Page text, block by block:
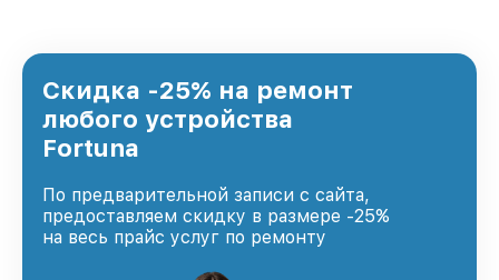
Санкт-Петербурге, постоянно повышая
уровень доверия и лояльности наших
клиентов.
Скидка -25% на ремонт
любого устройства
Fortuna
По предварительной записи с сайта,
предоставляем скидку в размере -25%
на весь прайс услуг по ремонту